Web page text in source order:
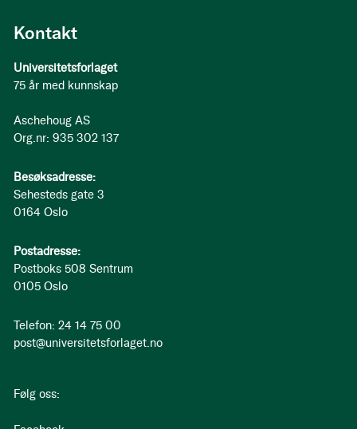
Kontakt
Universitetsforlaget
75 år med kunnskap
Aschehoug AS
Org.nr: 935 302 137
Besøksadresse:
Sehesteds gate 3
0164 Oslo
Postadresse:
Postboks 508 Sentrum
0105 Oslo
Telefon: 24 14 75 00
post@universitetsforlaget.no
Følg oss: